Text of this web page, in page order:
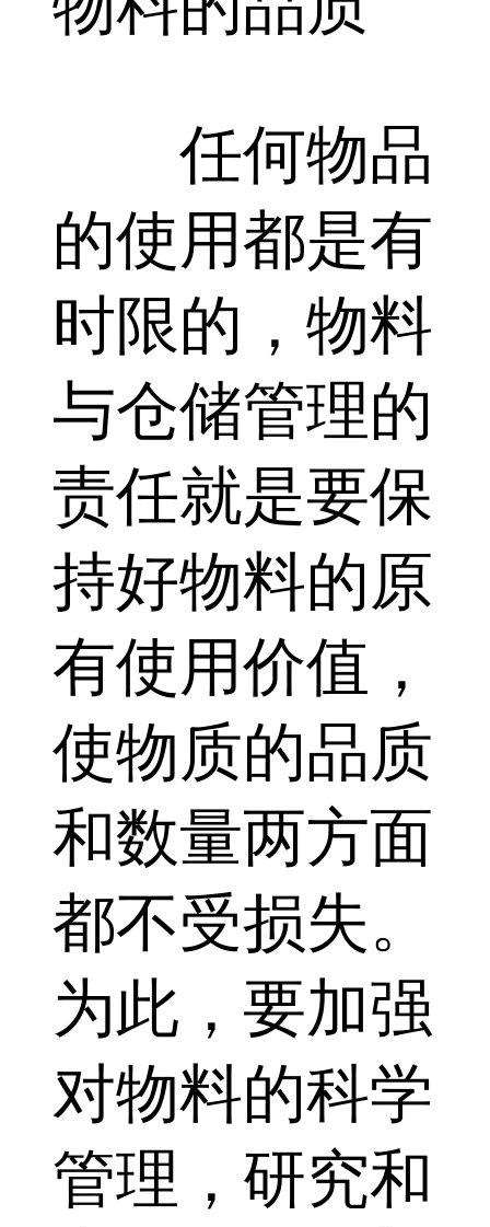
任何物品
的使用都是有
时限的，物料
与仓储管理的
责任就是要保
持好物料的原
有使用价值，
使物质的品质
和数量两方面
都不受损失。
为此，要加强
对物料的科学
管理，研究和